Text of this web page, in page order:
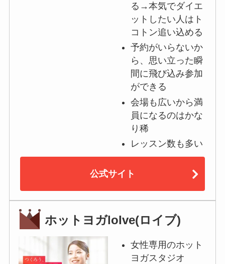
る→本気でダイエ
ットしたい人はト
コトン追い込める
予約がいらないか
ら、思い立った瞬
間に飛び込み参加
ができる
会場も広いから満
員になるのはかな
り稀
レッスン数も多い
公式サイト
ホットヨガloIve(ロイブ)
女性専用のホット
ヨガスタジオ